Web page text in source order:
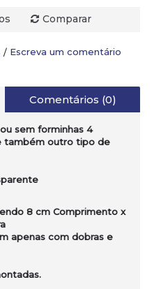
Comparar
/ Escreva um comentário
Comentários (0)
sem forminhas 4
também outro tipo de
8 cm Comprimento x
apenas com dobras e